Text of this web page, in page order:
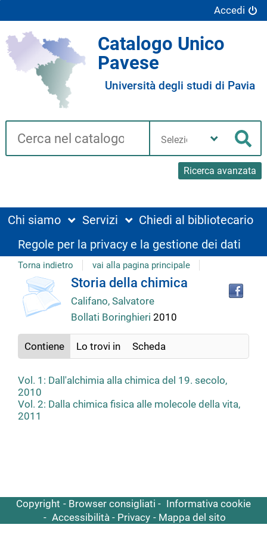
Accedi
Catalogo Unico
Pavese
Università degli studi di Pavia
Cerca su "Catalogo"
Ricerca avanzata
biblioteca
Chi siamo Servizi
Chiedi al bibliotecario
Regole per la privacy e la gestione dei dati
Torna indietro vai alla pagina principale
Dettaglio
del
documento
copertina Storia della chimica
Califano, Salvatore
Bollati Boringhieri 2010
Contiene Lo trovi in Scheda
Vol. 1: Dall'alchimia alla chimica del 19. secolo,
2010
Vol. 2: Dalla chimica fisica alle molecole della vita,
2011
Copyright Browser consigliati
Informativa cookie
Accessibilità
Privacy Mappa del sito